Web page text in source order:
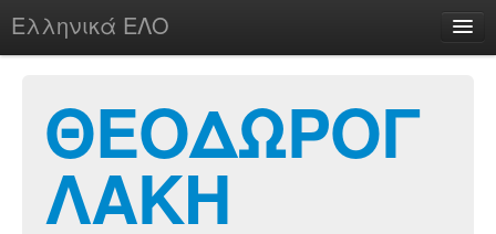
Ελληνικά ΕΛΟ
chesstu.be @ discord
Login
ΘΕΟΔΩΡΟΓ
ΛΑΚΗ